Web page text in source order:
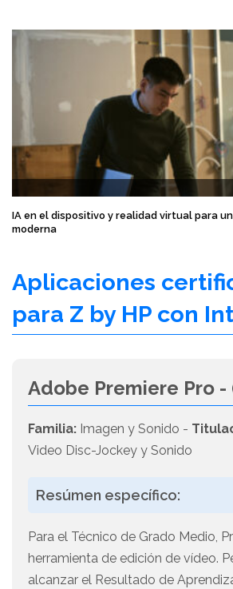
IA en el dispositivo y realidad virtual para
moderna
Aplicaciones
para Z by HP con
Adobe Premiere Pro -
Familia: Imagen y Sonido -
Video Disc-Jockey y Sonido
Resúmen específico:
Para el Técnico de Grado Medio,
herramienta de edición de vídeo.
alcanzar el Resultado de